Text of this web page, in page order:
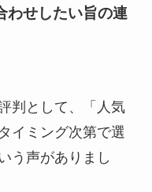
わせしたい旨の連
判として、「人気
イミング次第で選
う声がありまし